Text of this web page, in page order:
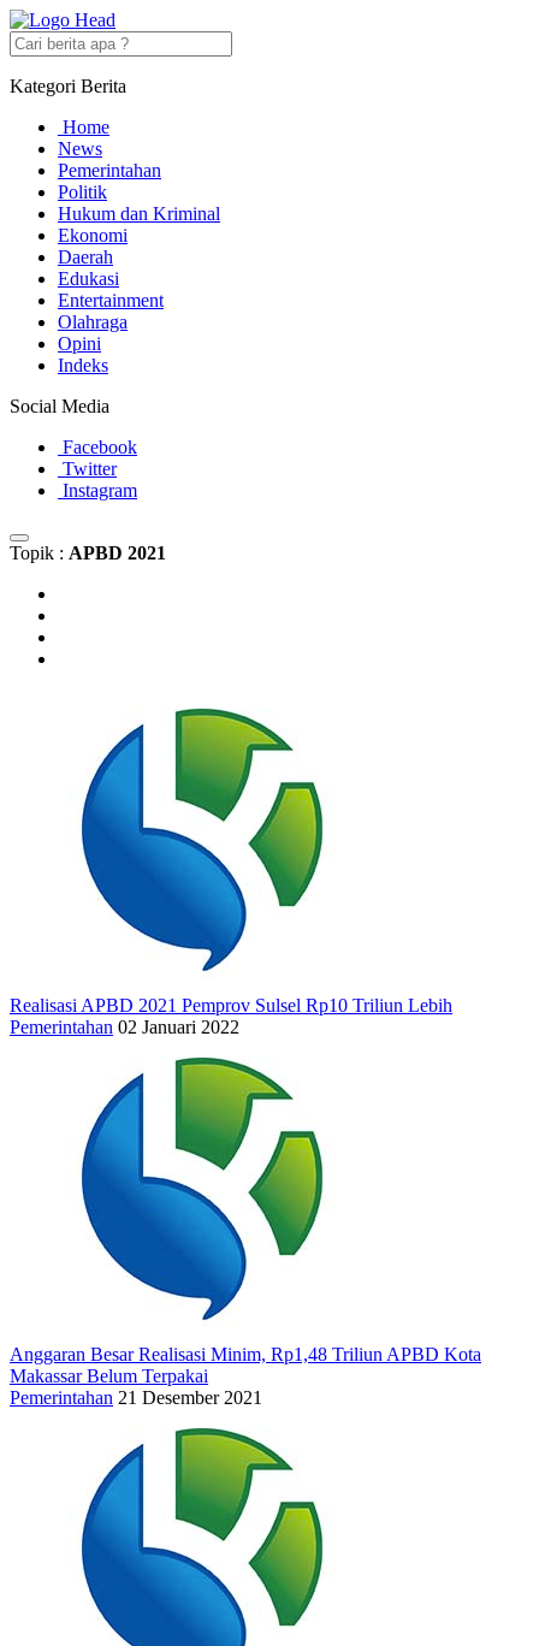
Kategori Berita
Home
News
Pemerintahan
Politik
Hukum dan Kriminal
Ekonomi
Daerah
Edukasi
Entertainment
Olahraga
Opini
Indeks
Social Media
Facebook
Twitter
Instagram
Topik : APBD 2021
Realisasi APBD 2021 Pemprov Sulsel Rp10 Triliun Lebih
Pemerintahan 02 Januari 2022
Anggaran Besar Realisasi Minim, Rp1,48 Triliun APBD Kota
Makassar Belum Terpakai
Pemerintahan 21 Desember 2021